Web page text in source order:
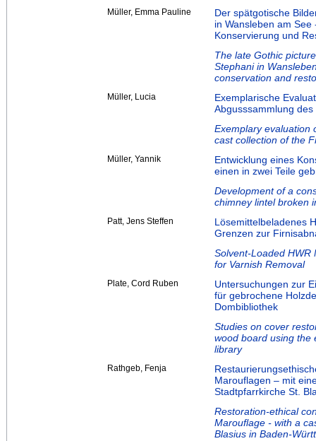
Müller, Emma Pauline
Der spätgotische
in Wansleben am
Konservierung und
The late Gothic
Stephani in
conservation and
Müller, Lucia
Exemplarische
Abgusssammlung
Exemplary evaluation
cast collection of the
Müller, Yannik
Entwicklung eines
einen in zwei Teile
Development of a
chimney lintel broken
Patt, Jens Steffen
Lösemittelbeladenes
Grenzen zur
Solvent-Loaded HWR
for Varnish Removal
Plate, Cord Ruben
Untersuchungen zur
für gebrochene
Dombibliothek
Studies on cover
wood board using the
library
Rathgeb, Fenja
Marouflagen – mit
Stadtpfarrkirche St.
Restoration-ethical
Marouflage - with a
Blasius in Baden-